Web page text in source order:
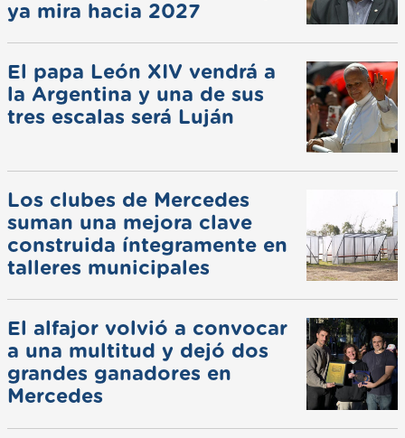
ya mira hacia 2027
El papa León XIV vendrá a
la Argentina y una de sus
tres escalas será Luján
Los clubes de Mercedes
suman una mejora clave
construida íntegramente en
talleres municipales
El alfajor volvió a convocar
a una multitud y dejó dos
grandes ganadores en
Mercedes